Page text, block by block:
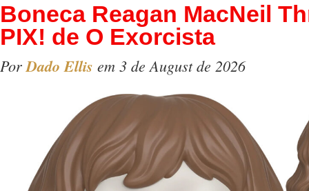
Boneca Reagan MacNeil
PIX! de O Exorcista
PorDado Ellis em 3 de August de 2026